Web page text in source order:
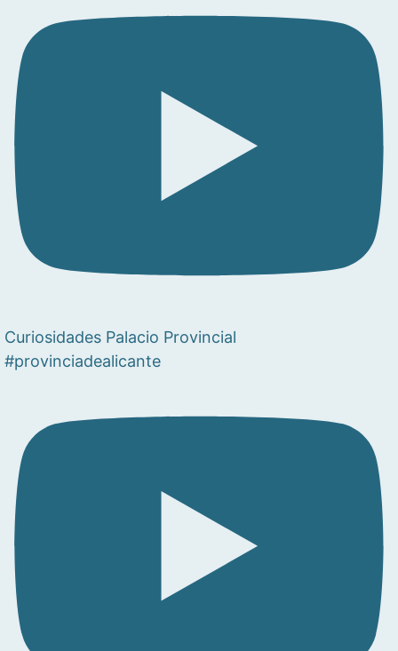
Curiosidades Palacio Provincial
#provinciadealicante